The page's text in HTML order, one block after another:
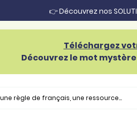
👉 Découvrez nos
Téléchargez
Découvrez le mot